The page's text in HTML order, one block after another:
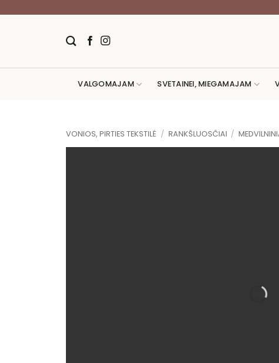
VALGOMAJAM SVETAINEI, MIEGAMAJAM
VONIOS, PIRTIES TEKSTILĖ / RANKŠLUOSČIAI /